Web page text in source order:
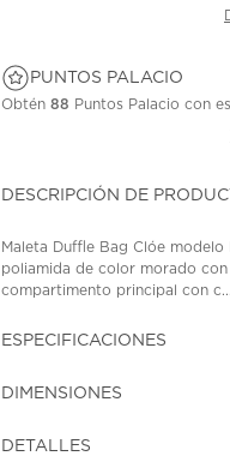
PUNTOS PALACIO
Obtén88 Puntos Palacio con
DESCRIPCIÓN DE
Maleta Duffle Bag Clóe
poliamida de color morado con
compartimento principal con c...
ESPECIFICACIONES
DIMENSIONES
DETALLES